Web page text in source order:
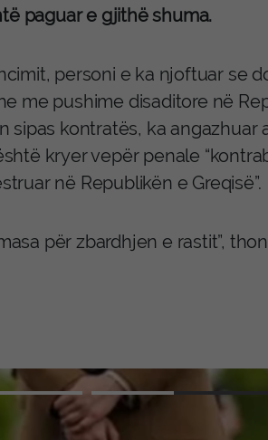
paguar e gjithë shuma.
personi e ka njoftuar se
me pushime disaditore në
sipas kontratës, ka angazhuar
kryer vepër penale
në Republikën e Greqisë”.
për zbardhjen e rastit”,